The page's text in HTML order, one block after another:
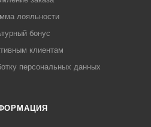
лояльности
бонус
клиентам
персональных данных